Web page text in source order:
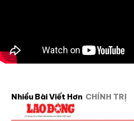
Nhiều Bài Viết Hơn CHÍNH TRỊ